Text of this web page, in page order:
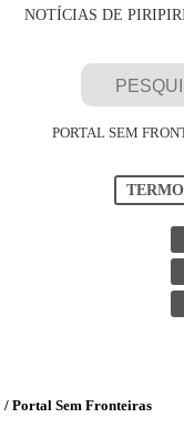
NOTÍCIAS DE
PORTAL SEM
/ Portal Sem Fronteiras